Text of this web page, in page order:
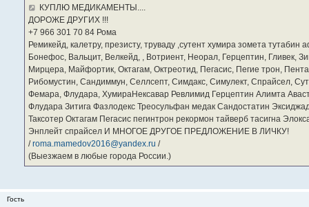
КУПЛЮ МЕДИКАМЕНТЫ....
ДОРОЖЕ ДРУГИХ !!!
‪+7 966 301 70 84‬ Рома
Ремикейд, калетру, презисту, труваду ,сутент хумира зомета
Бонефос, Вальцит, Велкейд, , Вотриент, Неорал, Герцептин, Гливек,
Мирцера, Майфортик, Октагам, Октреотид, Пегасис, Пегие трон,
Рибомустин, Сандиммун, Селлсепт, Симдакс, Симулект, Спрайсел,
Фемара, Флудара, ХумираНексавар Ревлимид Герцептин Алимта
Флудара Зитига Фазлодекс Треосульфан медак Сандостатин
Таксотер Октагам Пегасис пегинтрон рекормон тайверб тасигна
Энплейт спрайсел И МНОГОЕ ДРУГОЕ ПРЕДЛОЖЕНИЕ В ЛИЧКУ!
/roma.mamedov2016@yandex.ru /
(Выезжаем в любые города России.)
Гость